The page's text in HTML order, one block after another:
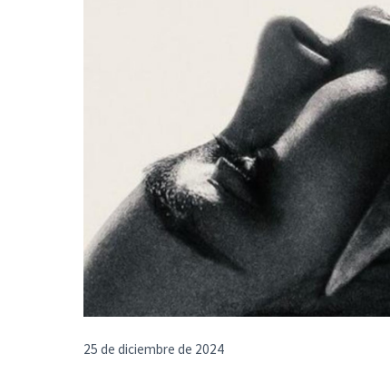
25 de diciembre de 2024